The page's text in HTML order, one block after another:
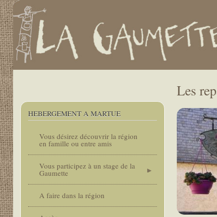
User
account
menu
Main
Les
HEBERGEMENT A MARTUE
Vous désirez découvrir la région
en famille ou entre amis
Vous participez à un stage de la
Gaumette
A faire dans la région